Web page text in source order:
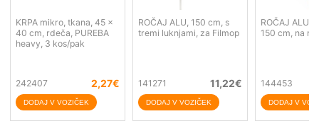
KRPA mikro, tkana, 45 x
40 cm, rdeča, PUREBA
heavy, 3 kos/pak
242407 2,27€
ROČAJ ALU, 150 cm, s
tremi luknjami, za Filmop
141271 11,22€
ROČAJ ALU
150 cm, na
144453